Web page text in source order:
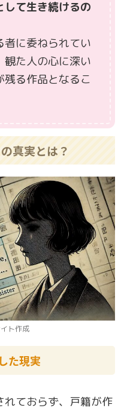
して生き続けるの
者に委ねられてい
観た人の心に深い
る作品となるこ
真実とは？
ト作成
た現実
ておらず、戸籍が作